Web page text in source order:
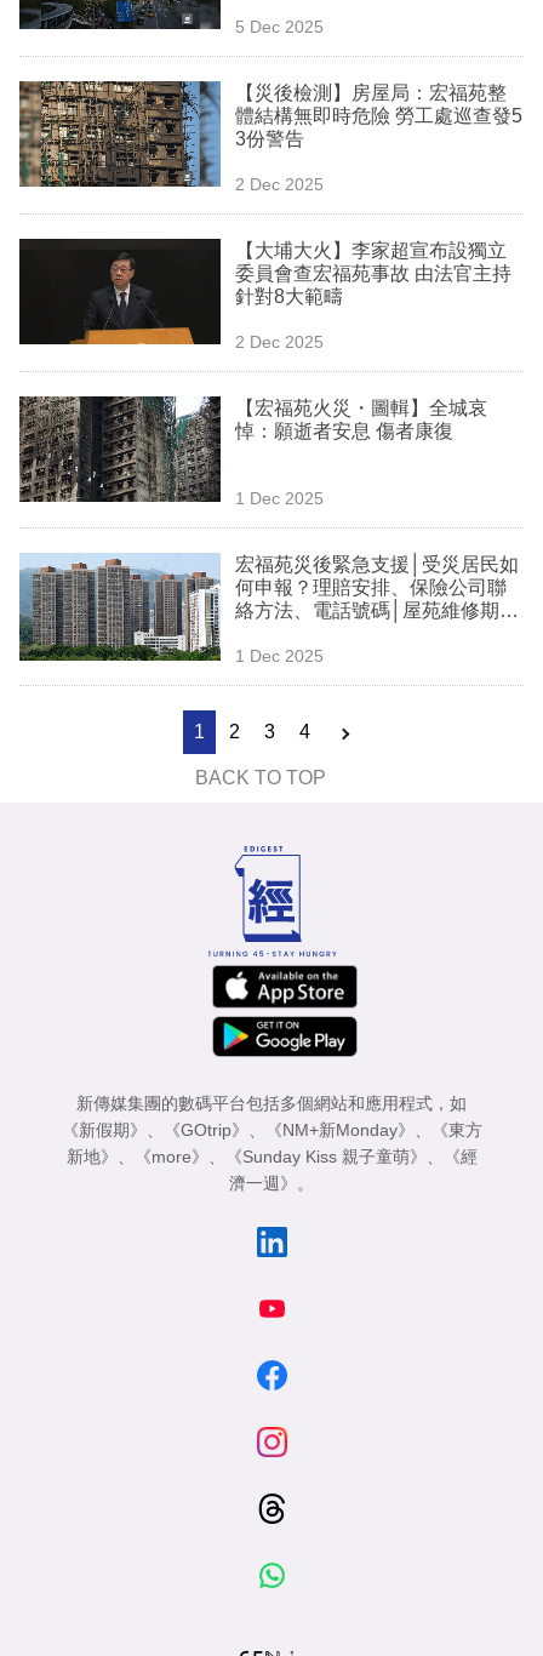
閱
區
5 Dec 2025
【災後檢測】房屋局：宏福苑整
體結構無即時危險 勞工處巡查發5
3份警告
2 Dec 2025
【大埔大火】李家超宣布設獨立
委員會查宏福苑事故 由法官主持
針對8大範疇
2 Dec 2025
【宏福苑火災・圖輯】全城哀
悼：願逝者安息 傷者康復
1 Dec 2025
宏福苑災後緊急支援│受災居民如
何申報？理賠安排、保險公司聯
絡方法、電話號碼│屋苑維修期起
1 Dec 2025
1 2 3 4
BACK TO TOP
新傳媒集團的數碼平台包括多個網站和應用程式，如
《新假期》 、 《GOtrip》 、 《NM+新Monday》 、
《東方
新地》 、 《more》 、 《Sunday Kiss 親子童萌》 、
《經
濟一週》 。